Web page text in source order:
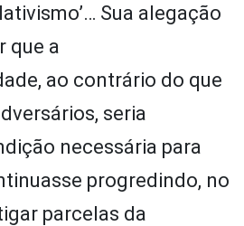
Sua alegação
que a
ao contrário do que
seria
necessária para
progredindo, no
parcelas da